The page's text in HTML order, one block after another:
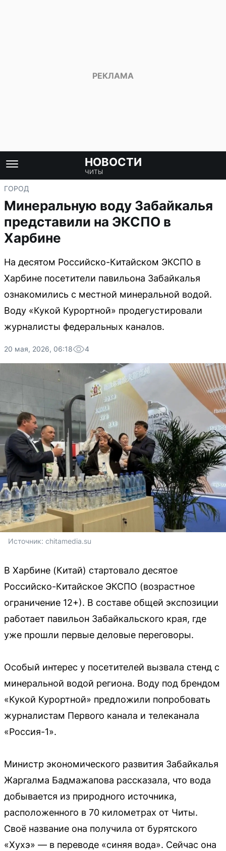
НОВОСТИ
ЧИТЫ
ГОРОД
Минеральную воду Забайкалья
представили на ЭКСПО в
Харбине
На десятом Российско-Китайском ЭКСПО в
Харбине посетители павильона Забайкалья
ознакомились с местной минеральной водой.
Воду «Кукой Курортной» продегустировали
журналисты федеральных каналов.
20 мая, 2026, 06:18 4
Источник: chitamedia.su
В Харбине (Китай) стартовало десятое
Российско-Китайское ЭКСПО (возрастное
ограничение 12+). В составе общей экспозиции
работает павильон Забайкальского края, где
уже прошли первые деловые переговоры.
Особый интерес у посетителей вызвала стенд с
минеральной водой региона. Воду под брендом
«Кукой Курортной» предложили попробовать
журналистам Первого канала и телеканала
«Россия-1».
Министр экономического развития Забайкалья
Жаргалма Бадмажапова рассказала, что вода
добывается из природного источника,
расположенного в 70 километрах от Читы.
Своё название она получила от бурятского
«Хухэ» — в переводе «синяя вода». Сейчас она